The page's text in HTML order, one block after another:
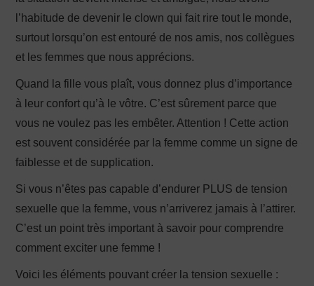
l’habitude de devenir le clown qui fait rire tout le monde,
surtout lorsqu’on est entouré de nos amis, nos collègues
et les femmes que nous apprécions.
Quand la fille vous plaît, vous donnez plus d’importance
à leur confort qu’à le vôtre. C’est sûrement parce que
vous ne voulez pas les embêter. Attention ! Cette action
est souvent considérée par la femme comme un signe de
faiblesse et de supplication.
Si vous n’êtes pas capable d’endurer PLUS de tension
sexuelle que la femme, vous n’arriverez jamais à l’attirer.
C’est un point très important à savoir pour comprendre
comment exciter une femme !
Voici les éléments pouvant créer la tension sexuelle :